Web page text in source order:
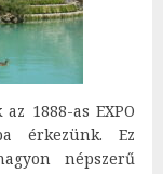
1888-as EXPO
érkezünk. Ez
népszerű